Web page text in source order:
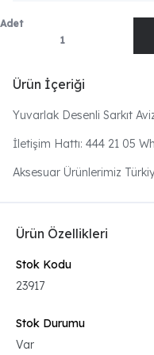
Adet
Ürün İçeriği
Yuvarlak Desenli Sarkıt
İletişim Hattı: 444 21 05
Aksesuar Ürünlerimiz
Ürün Özellikleri
Stok Kodu
23917
Stok Durumu
Var